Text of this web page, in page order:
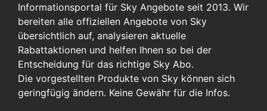
Informationsportal für Sky Angebote seit 2013. Wir
bereiten alle offiziellen Angebote von Sky
übersichtlich auf, analysieren aktuelle
Rabattaktionen und helfen Ihnen so bei der
Entscheidung für das richtige Sky Abo.
Die vorgestellten Produkte von Sky können sich
geringfügig ändern. Keine Gewähr für die Infos.